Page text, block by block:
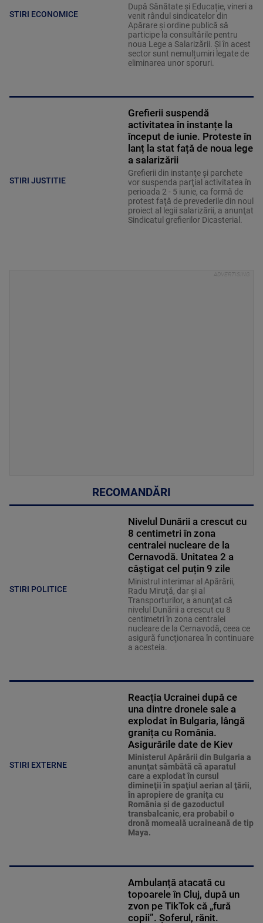
STIRI ECONOMICE
După Sănătate și Educație, vineri a
venit rândul sindicatelor din
Apărare și ordine publică să
participe la consultările pentru
noua Lege a Salarizării. Și în acest
sector sunt nemulțumiri legate de
eliminarea unor sporuri.
STIRI JUSTITIE
Grefierii suspendă
activitatea în instanțe la
început de iunie. Proteste în
lanț la stat față de noua lege
a salarizării
Grefierii din instanţe şi parchete
vor suspenda parţial activitatea în
perioada 2 - 5 iunie, ca formă de
protest faţă de prevederile din noul
proiect al legii salarizării, a anunţat
Sindicatul grefierilor Dicasterial.
RECOMANDĂRI
STIRI POLITICE
Nivelul Dunării a crescut cu
8 centimetri în zona
centralei nucleare de la
Cernavodă. Unitatea 2 a
câștigat cel puțin 9 zile
Ministrul interimar al Apărării,
Radu Miruţă, dar şi al
Transporturilor, a anunţat că
nivelul Dunării a crescut cu 8
centimetri în zona centralei
nucleare de la Cernavodă, ceea ce
asigură funcţionarea în continuare
a acesteia.
STIRI EXTERNE
Reacția Ucrainei după ce
una dintre dronele sale a
explodat în Bulgaria, lângă
granița cu România.
Asigurările date de Kiev
Ministerul Apărării din Bulgaria a
anunţat sâmbătă că aparatul
care a explodat în cursul
dimineţii în spaţiul aerian al ţării,
în apropiere de graniţa cu
România şi de gazoductul
transbalcanic, era probabil o
dronă momeală ucraineană de tip
Maya.
Ambulanță atacată cu
topoarele în Cluj, după un
zvon pe TikTok că „fură
copii”. Șoferul, rănit.